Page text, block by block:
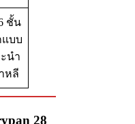
ชั้น
แบบ
นำ
หลี
28